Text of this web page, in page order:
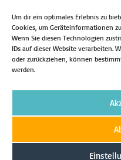
Um dir ein optimales Erlebnis zu
Cookies, um Geräteinformationen
Wenn Sie diesen Technologien
IDs auf dieser Website verarbeiten.
oder zurückziehen, können
werden.
und seiner Drohne zur
modernster Drohnentechnik
mehrere Jungtiere aus Wiesen
Sicherheit…
20. Mai 2025